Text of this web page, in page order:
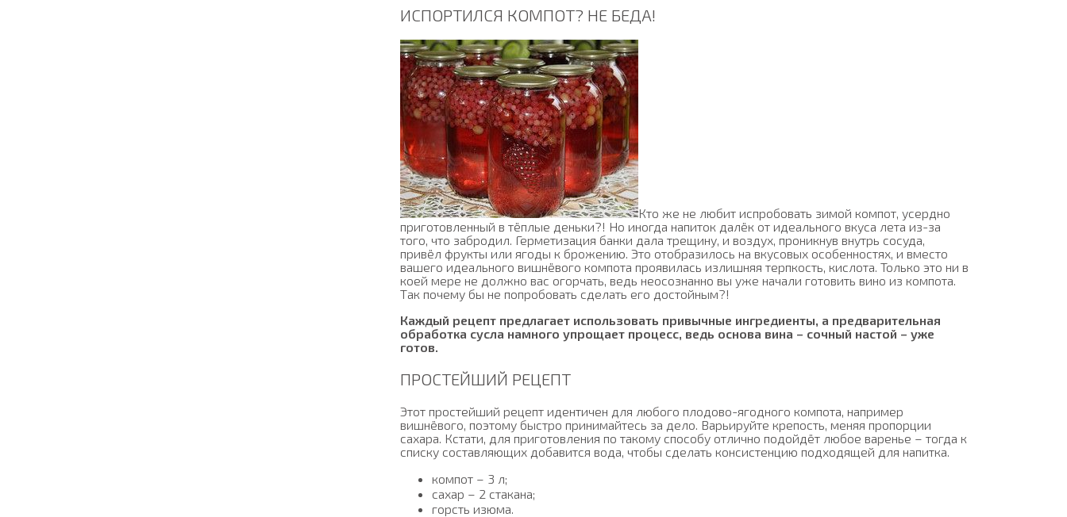
ИСПОРТИЛСЯ КОМПОТ? НЕ БЕДА!
Кто же не любит испробовать зимой компот, усердно
приготовленный в тёплые деньки?! Но иногда напиток далёк от идеального вкуса лета из-за
того, что забродил. Герметизация банки дала трещину, и воздух, проникнув внутрь сосуда,
привёл фрукты или ягоды к брожению. Это отобразилось на вкусовых особенностях, и вместо
вашего идеального вишнёвого компота проявилась излишняя терпкость, кислота. Только это ни в
коей мере не должно вас огорчать, ведь неосознанно вы уже начали готовить вино из компота.
Так почему бы не попробовать сделать его достойным?!
Каждый рецепт предлагает использовать привычные ингредиенты, а предварительная
обработка сусла намного упрощает процесс, ведь основа вина – сочный настой – уже
готов.
ПРОСТЕЙШИЙ РЕЦЕПТ
Этот простейший рецепт идентичен для любого плодово-ягодного компота, например
вишнёвого, поэтому быстро принимайтесь за дело. Варьируйте крепость, меняя пропорции
сахара. Кстати, для приготовления по такому способу отлично подойдёт любое варенье – тогда к
списку составляющих добавится вода, чтобы сделать консистенцию подходящей для напитка.
компот – 3 л;
сахар – 2 стакана;
горсть изюма.